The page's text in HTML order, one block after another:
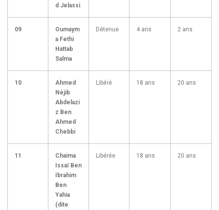
d Jelassi
09
Oumaym
a Fethi
Hattab
Salma
Détenue 4 ans 2 ans
10
Ahmed
Néjib
Abdelazi
z Ben
Ahmed
Chebbi
Libéré 18 ans 20 ans
11
Chaima
Issaï Ben
Ibrahim
Ben
Yahia
(dite
Libérée 18 ans 20 ans